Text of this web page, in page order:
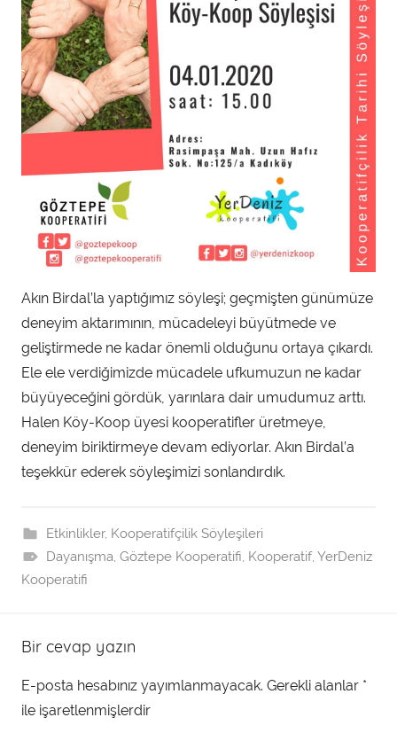
Akın Birdal’la yaptığımız söyleşi; geçmişten günümüze
deneyim aktarımının, mücadeleyi büyütmede ve
geliştirmede ne kadar önemli olduğunu ortaya çıkardı.
Ele ele verdiğimizde mücadele ufkumuzun ne kadar
büyüyeceğini gördük, yarınlara dair umudumuz arttı.
Halen Köy-Koop üyesi kooperatifler üretmeye,
deneyim biriktirmeye devam ediyorlar. Akın Birdal’a
teşekkür ederek söyleşimizi sonlandırdık.
Etkinlikler, Kooperatifçilik Söyleşileri
Dayanışma, Göztepe Kooperatifi, Kooperatif, YerDeniz
Kooperatifi
Bir cevap yazın
E-posta hesabınız yayımlanmayacak. Gerekli alanlar *
ile işaretlenmişlerdir